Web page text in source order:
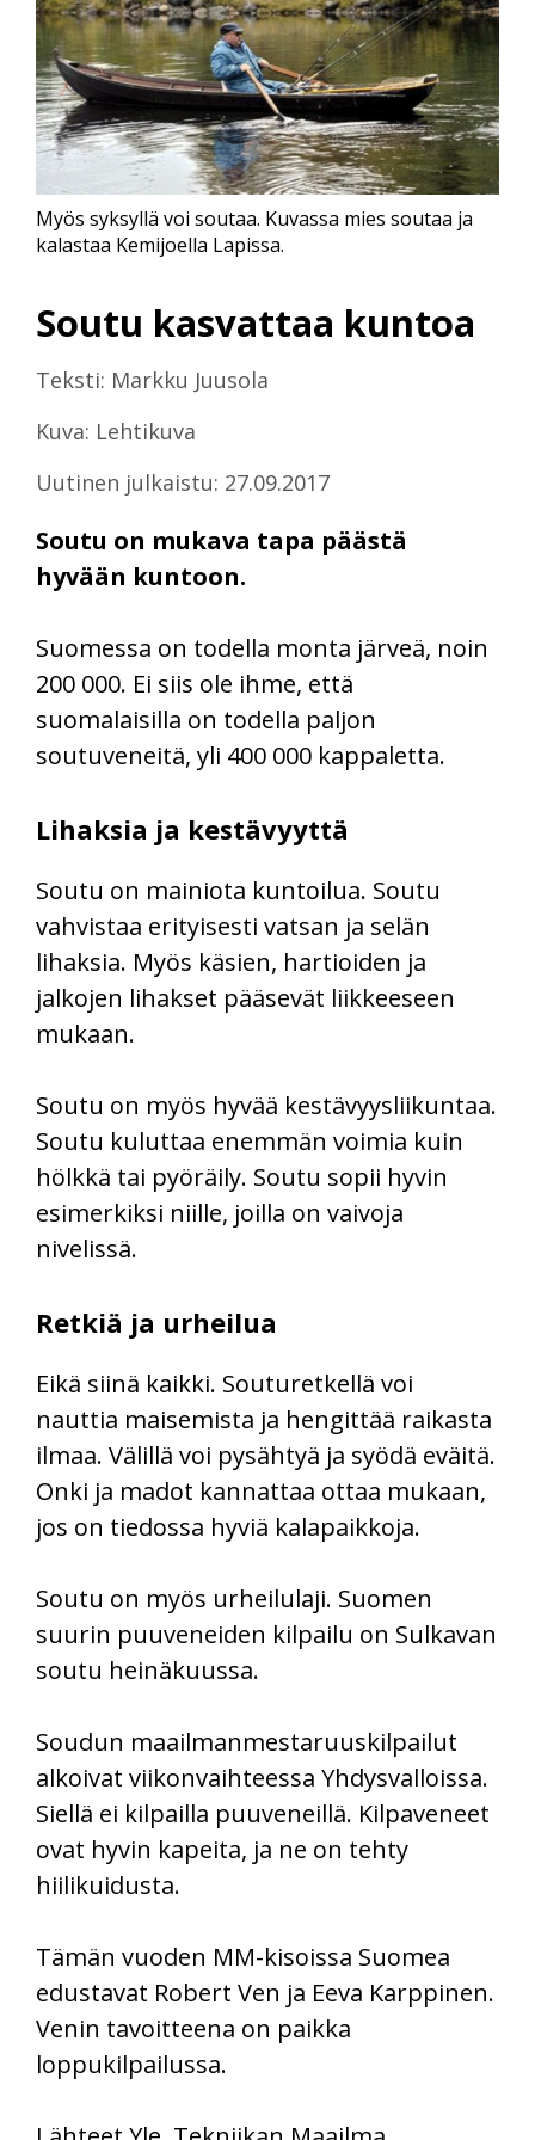
Soutu kasvattaa kuntoa
Teksti: Markku Juusola
Kuva: Lehtikuva
Uutinen julkaistu: 27.09.2017
Soutu on mukava tapa päästä
hyvään kuntoon.
Myös syksyllä voi soutaa. Kuvassa mies soutaa ja
kalastaa Kemijoella Lapissa.
Suomessa on todella monta järveä, noin
200 000. Ei siis ole ihme, että
suomalaisilla on todella paljon
soutuveneitä, yli 400 000 kappaletta.
Lihaksia ja kestävyyttä
Soutu on mainiota kuntoilua. Soutu
vahvistaa erityisesti vatsan ja selän
lihaksia. Myös käsien, hartioiden ja
jalkojen lihakset pääsevät liikkeeseen
mukaan.
Soutu on myös hyvää kestävyysliikuntaa.
Soutu kuluttaa enemmän voimia kuin
hölkkä tai pyöräily. Soutu sopii hyvin
esimerkiksi niille, joilla on vaivoja
nivelissä.
Retkiä ja urheilua
Eikä siinä kaikki. Souturetkellä voi
nauttia maisemista ja hengittää raikasta
ilmaa. Välillä voi pysähtyä ja syödä eväitä.
Onki ja madot kannattaa ottaa mukaan,
jos on tiedossa hyviä kalapaikkoja.
Soutu on myös urheilulaji. Suomen
suurin puuveneiden kilpailu on Sulkavan
soutu heinäkuussa.
Soudun maailmanmestaruuskilpailut
alkoivat viikonvaihteessa Yhdysvalloissa.
Siellä ei kilpailla puuveneillä. Kilpaveneet
ovat hyvin kapeita, ja ne on tehty
hiilikuidusta.
Tämän vuoden MM-kisoissa Suomea
edustavat Robert Ven ja Eeva Karppinen.
Venin tavoitteena on paikka
loppukilpailussa.